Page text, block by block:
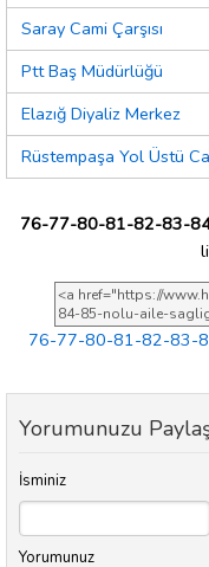
Saray Cami Çarşısı
Ptt Baş Müdürlüğü
Elazığ Diyaliz Merkez
Rüstempaşa Yol Üstü
76-77-80-81-82-83-
76-77-80-81-82-83-
Yorumunuzu
İsminiz
Yorumunuz